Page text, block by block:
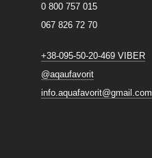
магазину. Ми пропонуємо
на всі наші товари,
0 800 757 015
067 826 72 70
+38-095-50-20-469 VIBER
@aqaufavorit
info.aquafavorit@gmail.com